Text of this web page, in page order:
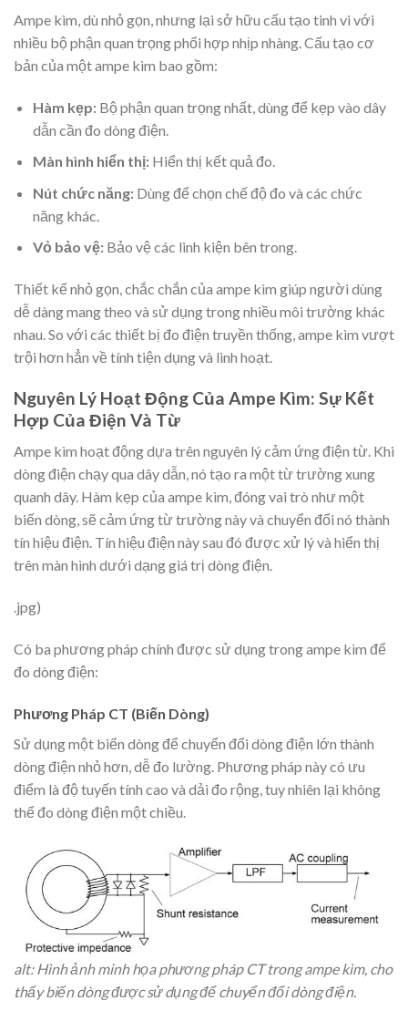
Ampe kìm, dù nhỏ gọn, nhưng lại sở hữu cấu tạo tinh vi với
nhiều bộ phận quan trọng phối hợp nhịp nhàng. Cấu tạo cơ
bản của một ampe kìm bao gồm:
Hàm kẹp:Bộ phận quan trọng nhất, dùng để kẹp vào dây
dẫn cần đo dòng điện.
Màn hình hiển thị:Hiển thị kết quả đo.
Nút chức năng:Dùng để chọn chế độ đo và các chức
năng khác.
Vỏ bảo vệ:Bảo vệ các linh kiện bên trong.
Thiết kế nhỏ gọn, chắc chắn của ampe kìm giúp người dùng
dễ dàng mang theo và sử dụng trong nhiều môi trường khác
nhau. So với các thiết bị đo điện truyền thống, ampe kìm vượt
trội hơn hẳn về tính tiện dụng và linh hoạt.
Nguyên Lý Hoạt Động Của Ampe Kìm: Sự Kết
Hợp Của Điện Và Từ
Ampe kìm hoạt động dựa trên nguyên lý cảm ứng điện từ. Khi
dòng điện chạy qua dây dẫn, nó tạo ra một từ trường xung
quanh dây. Hàm kẹp của ampe kìm, đóng vai trò như một
biến dòng, sẽ cảm ứng từ trường này và chuyển đổi nó thành
tín hiệu điện. Tín hiệu điện này sau đó được xử lý và hiển thị
trên màn hình dưới dạng giá trị dòng điện.
.jpg)
Có ba phương pháp chính được sử dụng trong ampe kìm để
đo dòng điện:
Phương Pháp CT (Biến Dòng)
Sử dụng một biến dòng để chuyển đổi dòng điện lớn thành
dòng điện nhỏ hơn, dễ đo lường. Phương pháp này có ưu
điểm là độ tuyến tính cao và dải đo rộng, tuy nhiên lại không
thể đo dòng điện một chiều.
alt: Hình ảnh minh họa phương pháp CT trong ampe kìm, cho
thấy biến dòng được sử dụng để chuyển đổi dòng điện.